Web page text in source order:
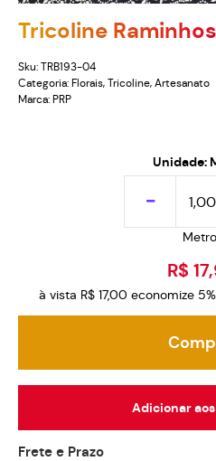
Tricoline
Sku: TRB193-04
Categoria: Florais, Tricoline, Artesanato
Marca: PRP
Unidade:
R$
à vista R$ 17,00 economize 5%
Adicionar
Frete e Prazo